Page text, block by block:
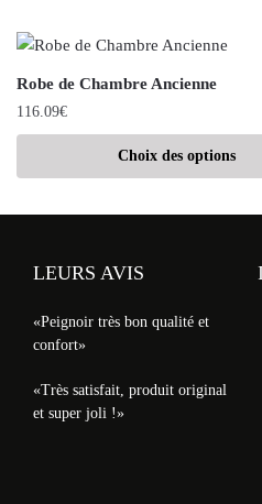
Robe de Chambre Ancienne
116.09€
Choix des options
LEURS AVIS
«Peignoir très bon qualité et
confort»
«Très satisfait, produit original
et super joli !»